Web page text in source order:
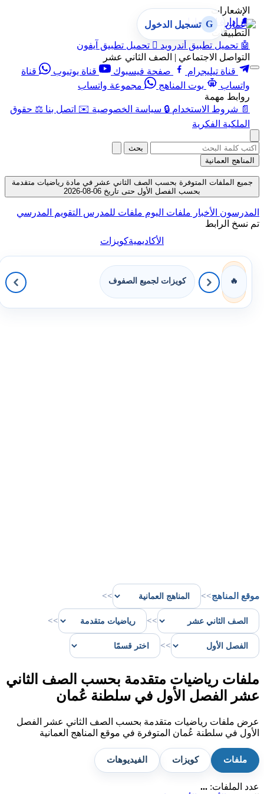
الإشعارات
🔔 إدارة الإشعارات
التطبيقات
🤖 تحميل تطبيق أندرويد  تحميل تطبيق آيفون
التواصل الاجتماعي | الصف الثاني عشر
قناة تيليجرام
صفحة فيسبوك قناة يوتيوب
قناة
واتساب
بوت المناهج
مجموعة واتساب
روابط مهمة
📄 شروط الاستخدام 🔒 سياسة الخصوصية ✉️ اتصل بنا ⚖️ حقوق
الملكية الفكرية
G تسجيل الدخول
بحث
المناهج العمانية
جميع الملفات المتوفرة بحسب الصف الثاني عشر في مادة رياضيات متقدمة
بحسب الفصل الأول حتى تاريخ 06-08-2026
المدرسون الأخبار ملفات اليوم ملفات للمدرس التقويم المدرسي
تم نسخ الرابط
الأكاديميةكويزات
🔥 كويزات لجميع الصفوف
موقع المناهج>>
>>
>>
>>
>>
ملفات رياضيات متقدمة بحسب الصف الثاني
عشر الفصل الأول في سلطنة عُمان
عرض ملفات رياضيات متقدمة بحسب الصف الثاني عشر الفصل
الأول في سلطنة عُمان المتوفرة في موقع المناهج العمانية
ملفات كويزات الفيديوهات
عدد الملفات: ...